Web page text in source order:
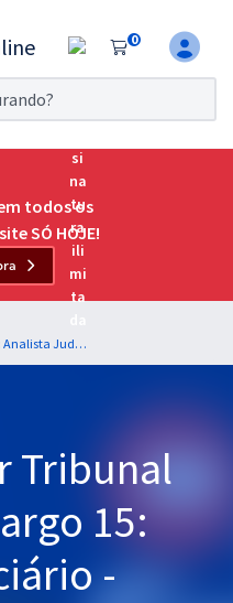
0
dias!
da
todos os
SÓ HOJE!
STJ - Superior Tribunal de Justiça - Cargo 15: Analista Judiciário - Área: Apoio Especializado - Especialidade: Odontologia (Ramo: Dentística)
Tribunal
15:
-